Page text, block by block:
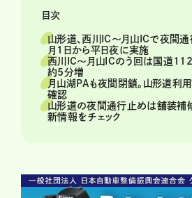
目次
山形道、西川IC～月山ICで夜間
月1日から平日夜に実施
西川IC～月山ICのう回は国道
約5分増
月山湖PAも夜間閉鎖。山形道利
確認
山形道の夜間通行止めは舗装補
新情報をチェック